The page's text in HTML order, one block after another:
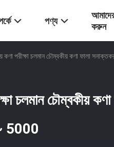
পণ্য
করুন
কণা পরীক্ষা চলমান চৌম্বকীয় কণা ফালা
চলমান চৌম্বকীয় কণা
5000